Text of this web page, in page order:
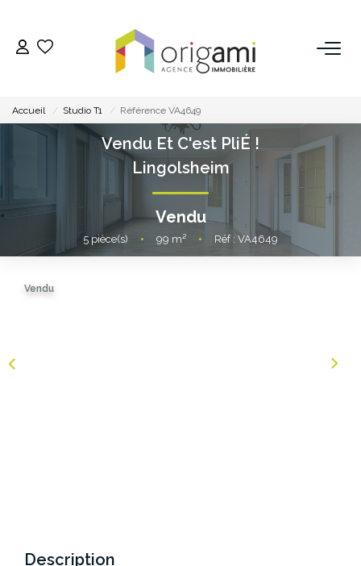
ACHETER
LOUER
VENDRE
Accueil Studio T1 Référence VA4649
Vendu Et C'est PliÉ !
Lingolsheim
Vendu
5 pièce(s) • 99 m² • Réf : VA4649
Vendu
Description